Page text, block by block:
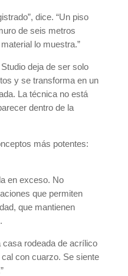
dice. “Un piso
de seis metros
lo muestra.”
deja de ser solo
y se transforma en un
La técnica no está
dentro de la
más potentes:
en exceso. No
que permiten
que mantienen
rodeada de acrílico
con cuarzo. Se siente